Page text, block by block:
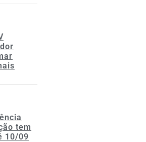
tem
10/09